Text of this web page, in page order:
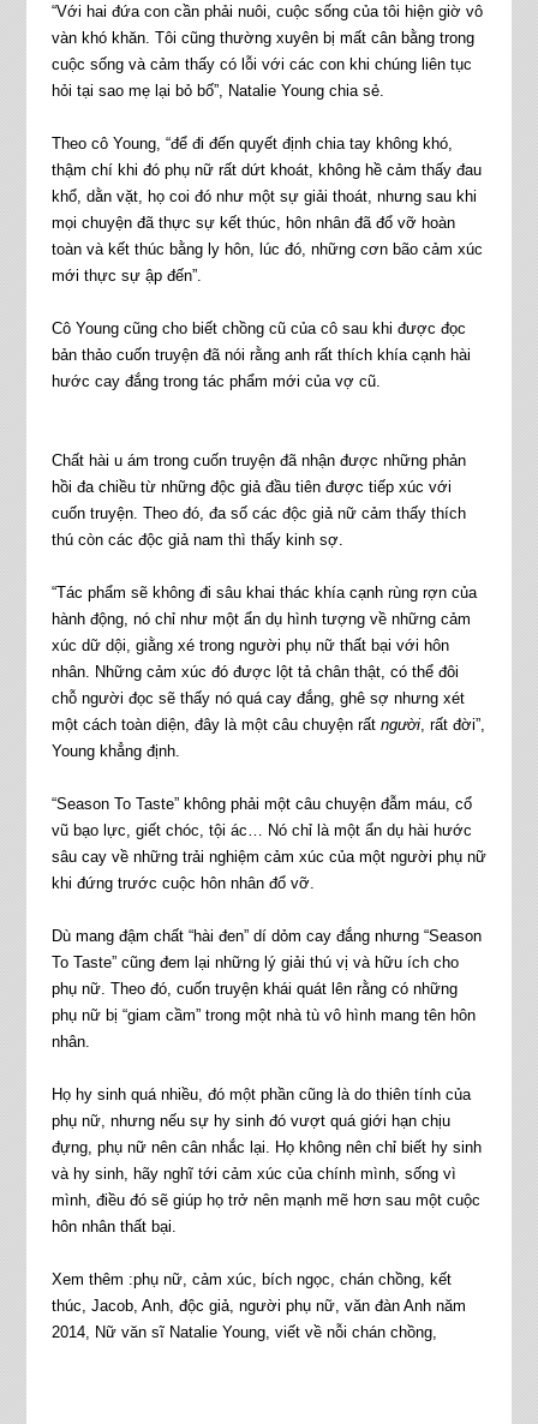
“Với hai đứa con cần phải nuôi, cuộc sống của tôi hiện giờ vô
vàn khó khăn. Tôi cũng thường xuyên bị mất cân bằng trong
cuộc sống và cảm thấy có lỗi với các con khi chúng liên tục
hỏi tại sao mẹ lại bỏ bố”, Natalie Young chia sẻ.
Theo cô Young, “để đi đến quyết định chia tay không khó,
thậm chí khi đó phụ nữ rất dứt khoát, không hề cảm thấy đau
khổ, dằn vặt, họ coi đó như một sự giải thoát, nhưng sau khi
mọi chuyện đã thực sự kết thúc, hôn nhân đã đổ vỡ hoàn
toàn và kết thúc bằng ly hôn, lúc đó, những cơn bão cảm xúc
mới thực sự ập đến”.
Cô Young cũng cho biết chồng cũ của cô sau khi được đọc
bản thảo cuốn truyện đã nói rằng anh rất thích khía cạnh hài
hước cay đắng trong tác phẩm mới của vợ cũ.
Chất hài u ám trong cuốn truyện đã nhận được những phản
hồi đa chiều từ những độc giả đầu tiên được tiếp xúc với
cuốn truyện. Theo đó, đa số các độc giả nữ cảm thấy thích
thú còn các độc giả nam thì thấy kinh sợ.
“Tác phẩm sẽ không đi sâu khai thác khía cạnh rùng rợn của
hành động, nó chỉ như một ẩn dụ hình tượng về những cảm
xúc dữ dội, giằng xé trong người phụ nữ thất bại với hôn
nhân. Những cảm xúc đó được lột tả chân thật, có thể đôi
chỗ người đọc sẽ thấy nó quá cay đắng, ghê sợ nhưng xét
một cách toàn diện, đây là một câu chuyện rất người, rất đời”,
Young khẳng định.
“Season To Taste” không phải một câu chuyện đẫm máu, cổ
vũ bạo lực, giết chóc, tội ác… Nó chỉ là một ẩn dụ hài hước
sâu cay về những trải nghiệm cảm xúc của một người phụ nữ
khi đứng trước cuộc hôn nhân đổ vỡ.
Dù mang đậm chất “hài đen” dí dỏm cay đắng nhưng “Season
To Taste” cũng đem lại những lý giải thú vị và hữu ích cho
phụ nữ. Theo đó, cuốn truyện khái quát lên rằng có những
phụ nữ bị “giam cầm” trong một nhà tù vô hình mang tên hôn
nhân.
Họ hy sinh quá nhiều, đó một phần cũng là do thiên tính của
phụ nữ, nhưng nếu sự hy sinh đó vượt quá giới hạn chịu
đựng, phụ nữ nên cân nhắc lại. Họ không nên chỉ biết hy sinh
và hy sinh, hãy nghĩ tới cảm xúc của chính mình, sống vì
mình, điều đó sẽ giúp họ trở nên mạnh mẽ hơn sau một cuộc
hôn nhân thất bại.
Xem thêm :phụ nữ, cảm xúc, bích ngọc, chán chồng, kết
thúc, Jacob, Anh, độc giả, người phụ nữ, văn đàn Anh năm
2014, Nữ văn sĩ Natalie Young, viết về nỗi chán chồng,